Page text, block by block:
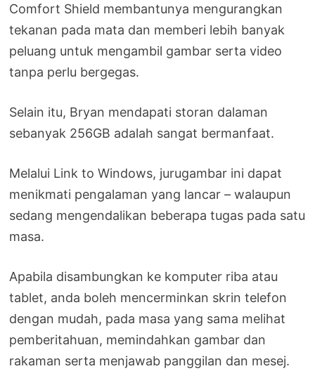
Comfort Shield membantunya mengurangkan
tekanan pada mata dan memberi lebih banyak
peluang untuk mengambil gambar serta video
tanpa perlu bergegas.
Selain itu, Bryan mendapati storan dalaman
sebanyak 256GB adalah sangat bermanfaat.
Melalui Link to Windows, jurugambar ini dapat
menikmati pengalaman yang lancar – walaupun
sedang mengendalikan beberapa tugas pada satu
masa.
Apabila disambungkan ke komputer riba atau
tablet, anda boleh mencerminkan skrin telefon
dengan mudah, pada masa yang sama melihat
pemberitahuan, memindahkan gambar dan
rakaman serta menjawab panggilan dan mesej.